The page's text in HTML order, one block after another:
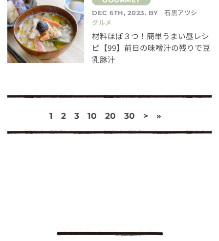
DEC 6TH, 2023. BY
石黒アツシ
グルメ
材料ほぼ３つ！簡単うまい昼レシ
ピ【99】前日の味噌汁の残りで豆
乳豚汁
1 2 3 10 20 30 > »